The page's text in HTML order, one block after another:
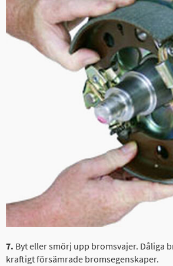
7. Byt eller smörj upp bromsvajer. Dåliga
kraftigt försämrade bromsegenskaper.